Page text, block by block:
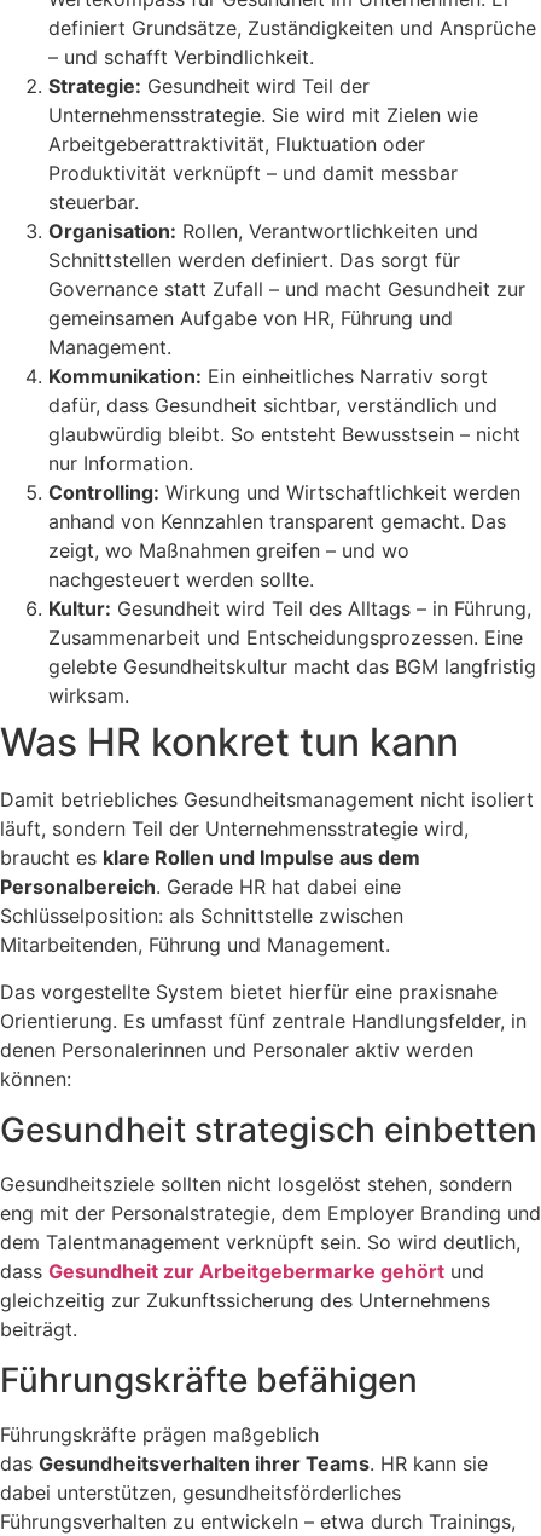
definiert Grundsätze, Zuständigkeiten und Ansprüche
– und schafft Verbindlichkeit.
Strategie: Gesundheit wird Teil der
Unternehmensstrategie. Sie wird mit Zielen wie
Arbeitgeberattraktivität, Fluktuation oder
Produktivität verknüpft – und damit messbar
steuerbar.
Organisation: Rollen, Verantwortlichkeiten und
Schnittstellen werden definiert. Das sorgt für
Governance statt Zufall – und macht Gesundheit zur
gemeinsamen Aufgabe von HR, Führung und
Management.
Kommunikation: Ein einheitliches Narrativ sorgt
dafür, dass Gesundheit sichtbar, verständlich und
glaubwürdig bleibt. So entsteht Bewusstsein – nicht
nur Information.
Controlling: Wirkung und Wirtschaftlichkeit werden
anhand von Kennzahlen transparent gemacht. Das
zeigt, wo Maßnahmen greifen – und wo
nachgesteuert werden sollte.
Kultur: Gesundheit wird Teil des Alltags – in Führung,
Zusammenarbeit und Entscheidungsprozessen. Eine
gelebte Gesundheitskultur macht das BGM langfristig
wirksam.
Was HR konkret tun kann
Damit betriebliches Gesundheitsmanagement nicht isoliert
läuft, sondern Teil der Unternehmensstrategie wird,
braucht es klare Rollen und Impulse aus dem
Personalbereich. Gerade HR hat dabei eine
Schlüsselposition: als Schnittstelle zwischen
Mitarbeitenden, Führung und Management.
Das vorgestellte System bietet hierfür eine praxisnahe
Orientierung. Es umfasst fünf zentrale Handlungsfelder, in
denen Personalerinnen und Personaler aktiv werden
können:
Gesundheit strategisch einbetten
Gesundheitsziele sollten nicht losgelöst stehen, sondern
eng mit der Personalstrategie, dem Employer Branding und
dem Talentmanagement verknüpft sein. So wird deutlich,
dass Gesundheit zur Arbeitgebermarke gehört und
gleichzeitig zur Zukunftssicherung des Unternehmens
beiträgt.
Führungskräfte befähigen
Führungskräfte prägen maßgeblich
das Gesundheitsverhalten ihrer Teams. HR kann sie
dabei unterstützen, gesundheitsförderliches
Führungsverhalten zu entwickeln – etwa durch Trainings,